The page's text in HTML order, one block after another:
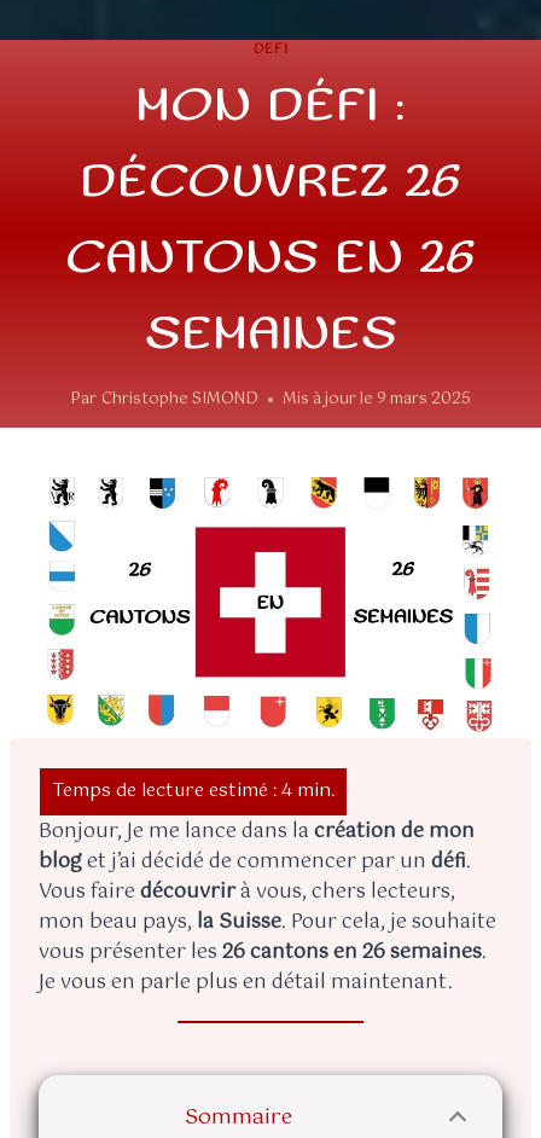
DEFI
MON DÉFI :
DÉCOUVREZ 26
CANTONS EN 26
SEMAINES
Par Christophe SIMOND Mis à jour le 9 mars 2025
Bonjour, Je me lance dans lacréation de mon
bloget j’ai décidé de commencer par un défi.
Vous fairedécouvrirà vous, chers lecteurs,
mon beau pays, la Suisse. Pour cela, je souhaite
vous présenter les26 cantons en 26 semaines.
Je vous en parle plus en détail maintenant.
Sommaire